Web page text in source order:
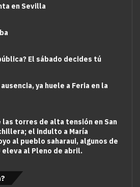
en Sevilla
El sábado decides tú
ya huele a Feria en la
las torres de alta tensión en San
el indulto a María
al pueblo saharaui, algunos de
al Pleno de abril.